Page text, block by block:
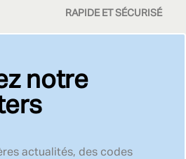
RAPIDE ET SÉCURISÉ
notre
actualités, des codes